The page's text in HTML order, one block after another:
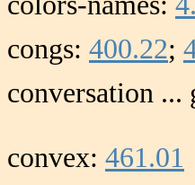
congs: 400.22;
conversation ...
convex: 461.01